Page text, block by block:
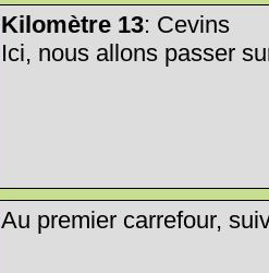
Kilomètre 13: Cevins
Ici, nous allons passer
Au premier carrefour,